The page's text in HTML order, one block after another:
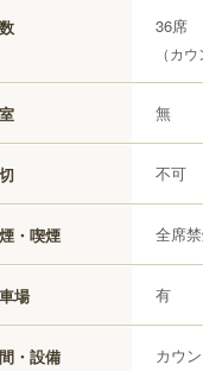
36席
（カ
無
不可
・喫煙 全席
場 有
・設備 カウ